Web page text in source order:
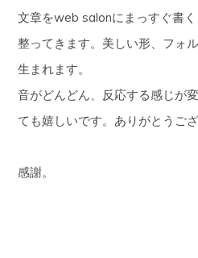
文章をweb salonにまっすぐ書
整ってきます。美しい形、フォ
生まれます。
音がどんどん、反応する感じが
ても嬉しいです。ありがとうござ
感謝。